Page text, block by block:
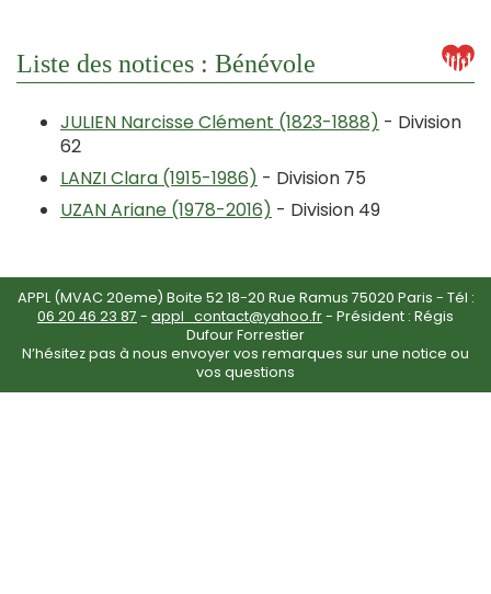
Liste des notices : Bénévole
JULIEN Narcisse Clément (1823-1888) - Division
62
LANZI Clara (1915-1986) - Division 75
UZAN Ariane (1978-2016) - Division 49
APPL (MVAC 20eme) Boite 52 18-20 Rue Ramus 75020 Paris - Tél :
06 20 46 23 87 - appl_contact@yahoo.fr- Président : Régis
Dufour Forrestier
N’hésitez pas à nous envoyer vos remarques sur une notice ou
vos questions